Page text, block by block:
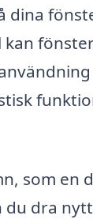
dina
som en
dra